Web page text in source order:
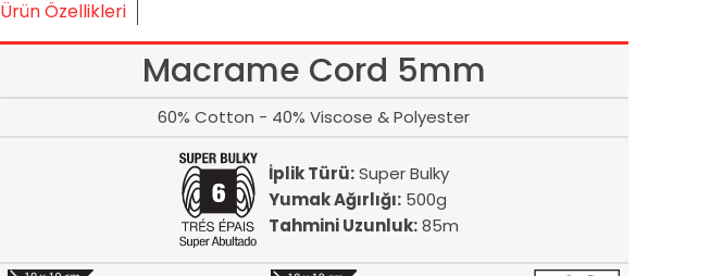
Ürün Özellikleri
Macrame Cord 5mm
60% Cotton - 40% Viscose & Polyester
İplik Türü:Super Bulky
Yumak Ağırlığı: 500g
Tahmini Uzunluk:85m